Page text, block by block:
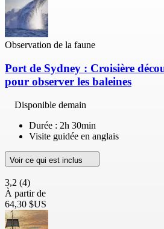
Observation de la faune
Port de Sydney : Croisière
pour observer les baleines
Disponible demain
Durée : 2h 30min
Visite guidée en anglais
Voir ce qui est inclus
3,2 (4)
À partir de
64,30 $US